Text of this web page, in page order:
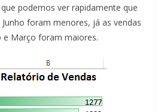
podemos ver rapidamente que
foram menores, já as vendas
e Março foram maiores.